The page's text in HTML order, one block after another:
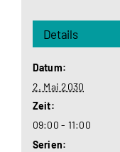
Details
Datum:
2. Mai 2030
Zeit:
09:00 - 11:00
Serien: